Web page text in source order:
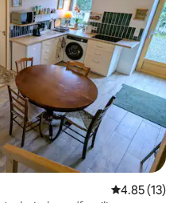
Calificación
4.85 (13)